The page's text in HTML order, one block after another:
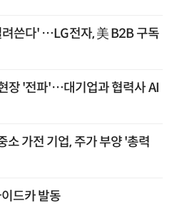
쓴다' …LG전자, 美 B2B 구독
장 '전파'…대기업과 협력사 AI
가전 기업, 주가 부양 '총력
드카 발동